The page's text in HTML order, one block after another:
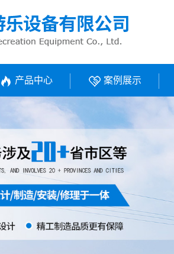
产品中心 案例展示